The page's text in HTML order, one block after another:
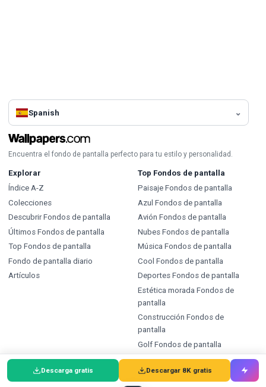
Descarga gratis Descargar 8K gratis
Spanish
Encuentra el fondo de pantalla perfecto para tu estilo y personalidad.
Explorar
Índice A-Z
Colecciones
Descubrir Fondos de pantalla
Últimos Fondos de pantalla
Top Fondos de pantalla
Fondo de pantalla diario
Artículos
Top Fondos de pantalla
Paisaje Fondos de pantalla
Azul Fondos de pantalla
Avión Fondos de pantalla
Nubes Fondos de pantalla
Música Fondos de pantalla
Cool Fondos de pantalla
Deportes Fondos de pantalla
Estética morada Fondos de
pantalla
Construcción Fondos de
pantalla
Golf Fondos de pantalla
Fondos de pantalla
Índice
Fondos de pantalla A-Z